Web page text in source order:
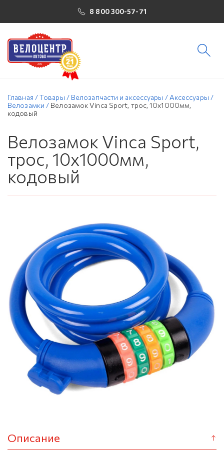
8 800 300-57-71
Главная /Товары / Велозапчасти и аксессуары / Аксессуары /
Велозамки / Велозамок Vinca Sport, трос, 10x1000мм,
кодовый
Велозамок Vinca Sport,
трос, 10x1000мм,
кодовый
Описание